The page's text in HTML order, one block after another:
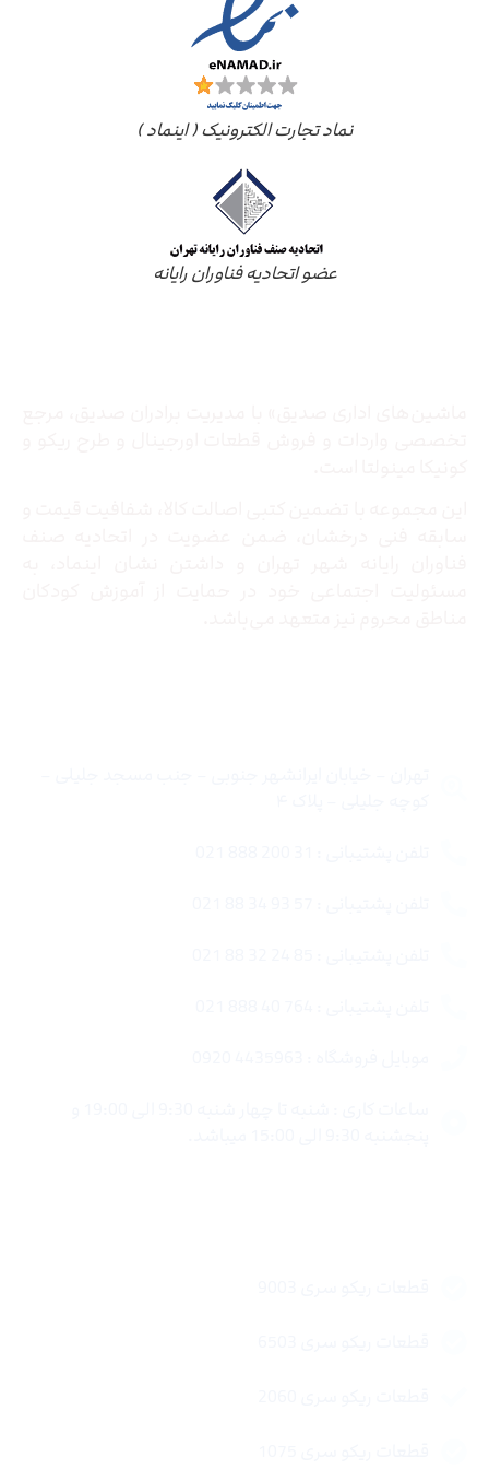
نماد تجارت الکترونیک ( اینماد )
عضو اتحادیه فناوران رایانه